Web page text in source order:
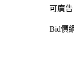
可廣
Bid價